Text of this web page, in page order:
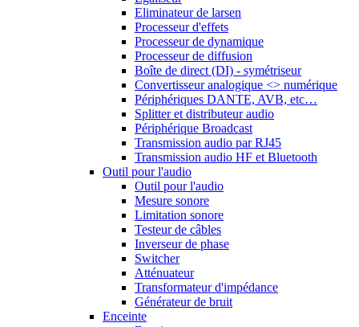
Eliminateur de larsen
Processeur d'effets
Processeur de dynamique
Processeur de diffusion
Boîte de direct (DI) - symétriseur
Convertisseur analogique <> numérique
Périphériques DANTE, AVB, etc…
Splitter et distributeur audio
Périphérique Broadcast
Transmission audio par RJ45
Transmission audio HF et Bluetooth
Outil pour l'audio
Outil pour l'audio
Mesure sonore
Limitation sonore
Testeur de câbles
Inverseur de phase
Switcher
Atténuateur
Transformateur d'impédance
Générateur de bruit
Enceinte